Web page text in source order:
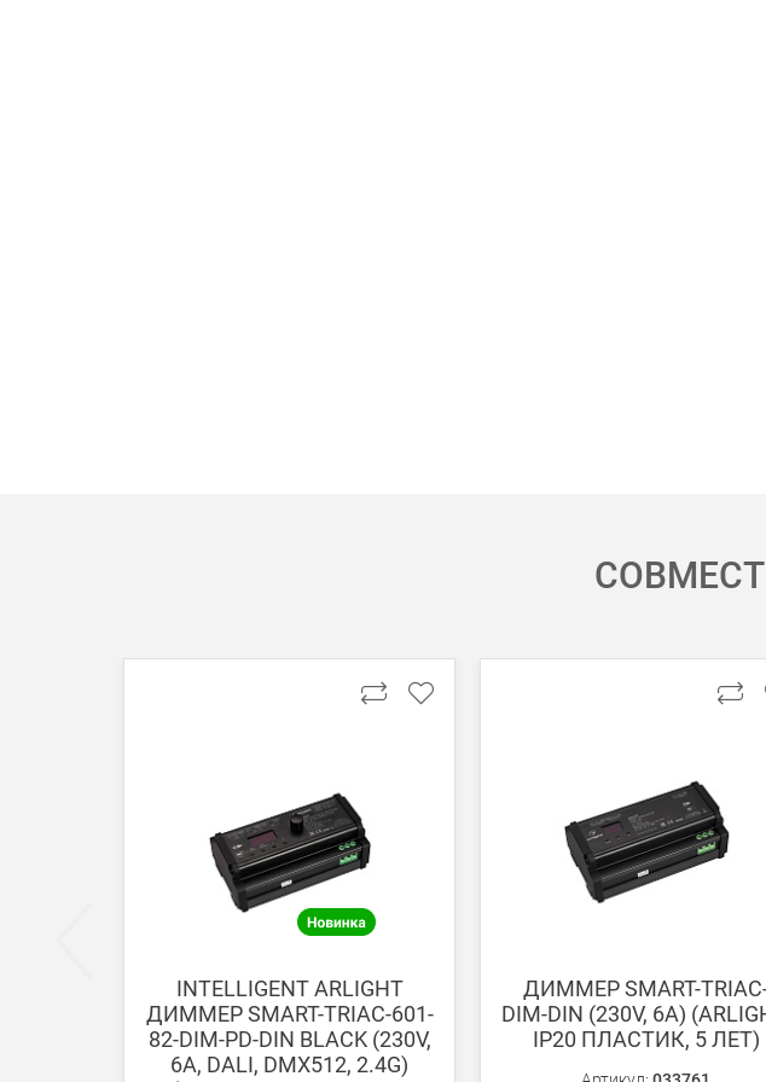
Безналичная оплата по счету
Вы можете оплатить заказ по выставленному счету в любом удобном Вам
После получения оплаты счета с Вами свяжется менеджер для уточнения
Доставка:
INTELLIGENT ARLIGHT
ДИММЕР SMART-TRIAC-601-
82-DIM-PD-DIN BLACK (230V,
6А, DALI, DMX512, 2.4G)
ДИММЕР SMART-
DIM-DIN (230V, 6A)
IP20 ПЛАСТИК, 5 ЛЕТ)